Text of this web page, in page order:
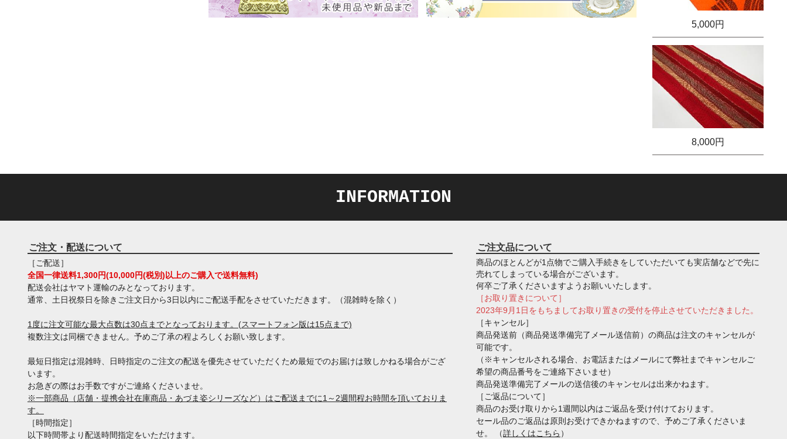
5,000円
8,000円
INFORMATION
ご注文・配送について
［ご配送］
全国一律送料1,300円(10,000円(税別)以上のご購入で送料無料)
配送会社はヤマト運輸のみとなっております。
通常、土日祝祭日を除きご注文日から3日以内にご配送手配をさせていただきます。（混雑時を除く）
1度に注文可能な最大点数は30点までとなっております。(スマートフォン版は15点まで)
複数注文は同梱できません。予めご了承の程よろしくお願い致します。
最短日指定は混雑時、日時指定のご注文の配送を優先させていただくため最短でのお届けは致しかねる場合がござ
います。
お急ぎの際はお手数ですがご連絡くださいませ。
※一部商品（店舗・提携会社在庫商品・あづま姿シリーズなど）はご配送までに1～2週間程お時間を頂いておりま
す。
［時間指定］
以下時間帯より配送時間指定をいただけます。
ご注文品について
商品のほとんどが1点物でご購入手続きをしていただいても実店舗などで先に
売れてしまっている場合がございます。
何卒ご了承くださいますようお願いいたします。
［お取り置きについて］
2023年9月1日をもちましてお取り置きの受付を停止させていただきました。
［キャンセル］
商品発送前（商品発送準備完了メール送信前）の商品は注文のキャンセルが
可能です。
（※キャンセルされる場合、お電話またはメールにて弊社までキャンセルご
希望の商品番号をご連絡下さいませ）
商品発送準備完了メールの送信後のキャンセルは出来かねます。
［ご返品について］
商品のお受け取りから1週間以内はご返品を受け付けております。
セール品のご返品は原則お受けできかねますので、予めご了承くださいま
せ。 （詳しくはこちら ）